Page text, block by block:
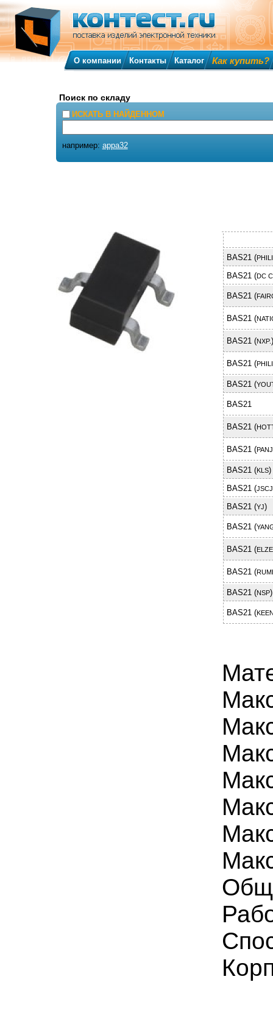
BAS21 (
BAS21 (DC
BAS21 (
BAS21 (
BAS21 (NXP.)
BAS21 (
BAS21 (
BAS21
BAS21 (
BAS21 (
BAS21 (KLS)
BAS21 (JSCJ
BAS21 (YJ)
BAS21 (
BAS21 (
BAS21 (
BAS21 (NSP)
BAS21 (
О компании Контакты Каталог Как купить?
Поиск по складу
ИСКАТЬ В НАЙДЕННОМ
например: appa32